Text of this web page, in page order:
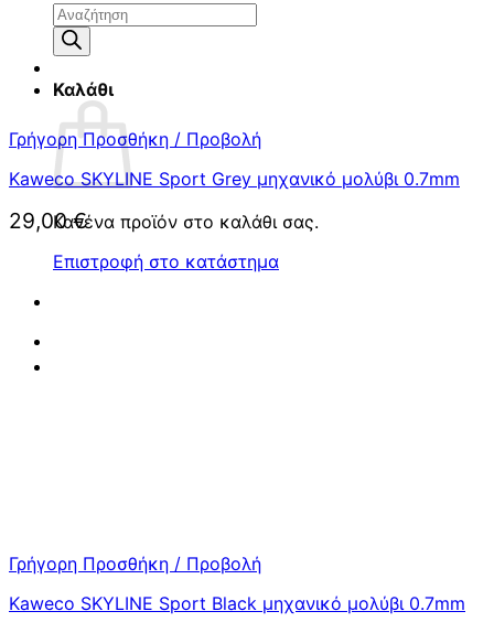
Αναζήτηση
προϊόντων
Καλάθι
Κανένα προϊόν στο καλάθι σας.
Επιστροφή στο κατάστημα
Γρήγορη Προσθήκη / Προβολή
Kaweco SKYLINE Sport Grey μηχανικό μολύβι 0.7mm
29,00€
Γρήγορη Προσθήκη / Προβολή
Kaweco SKYLINE Sport Black μηχανικό μολύβι 0.7mm